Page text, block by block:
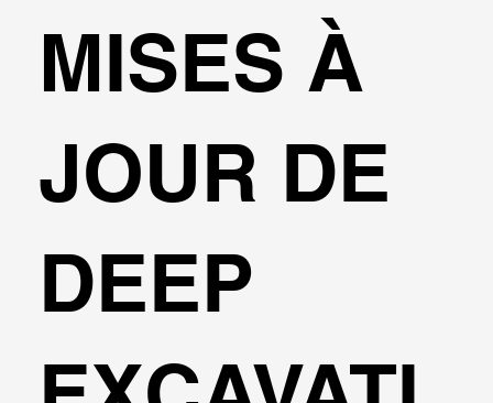
MISES À
JOUR DE
DEEP